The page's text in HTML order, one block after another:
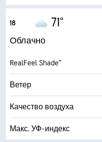
Влажность
Точка росы
AccuLumen Brightness Index™
Облачность
Видимость
18 71°
Облачно
RealFeel Shade™
Ветер
Качество воздуха
Макс. УФ-индекс